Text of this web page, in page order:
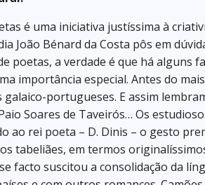
é uma iniciativa justíssima à
João Bénard da Costa pôs em
poetas, a verdade é que há alguns
importância especial. Antes do
portugueses. E assim
Soares de Taveirós… Os
ao rei poeta – D. Dinis – o gesto
tabeliães, em termos
facto suscitou a consolidação da